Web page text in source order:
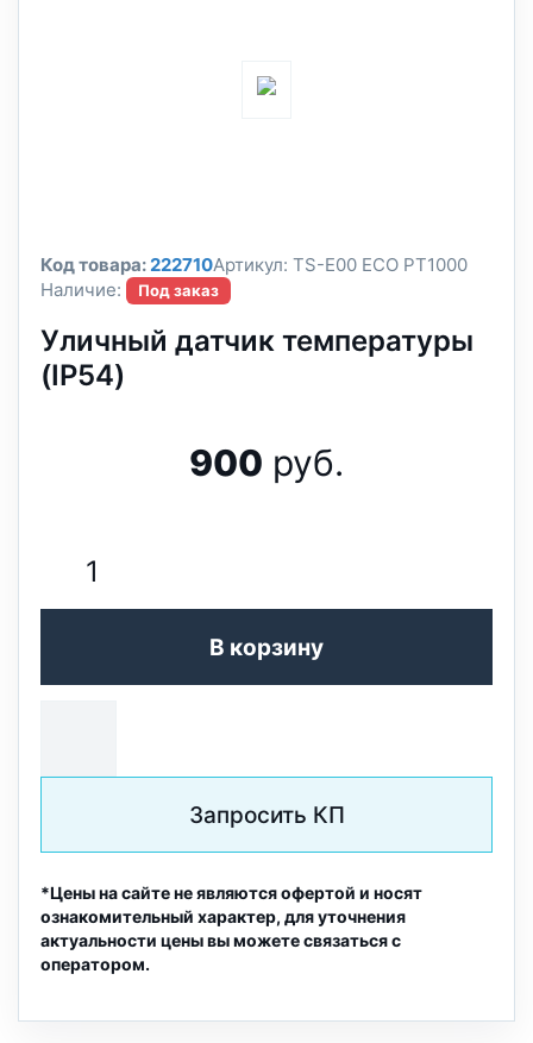
Код товара:222710Артикул: TS-E00 ECO PT1000
Наличие:
Под заказ
Уличный датчик температуры
(IP54)
900 руб.
В корзину
Запросить КП
*Цены на сайте не являются офертой и носят
ознакомительный характер, для уточнения
актуальности цены вы можете связаться с
оператором.